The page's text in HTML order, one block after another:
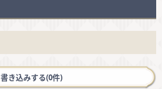
書き込みする(0件)